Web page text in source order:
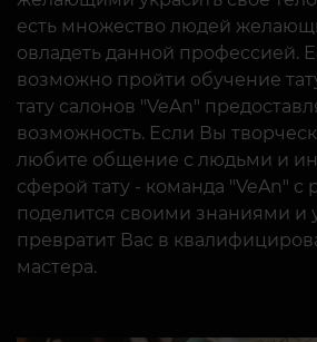
есть множество людей
овладеть данной профессией.
возможно пройти обучение
тату салонов "VeAn"
возможность. Если Вы
любите общение с людьми и
сферой тату - команда "VeAn" с
поделится своими знаниями и
превратит Вас в
мастера.